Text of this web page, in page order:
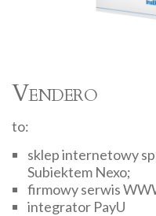
Vendero
to:
sklep internetowy
Subiektem Nexo;
firmowy serwis
integrator PayU